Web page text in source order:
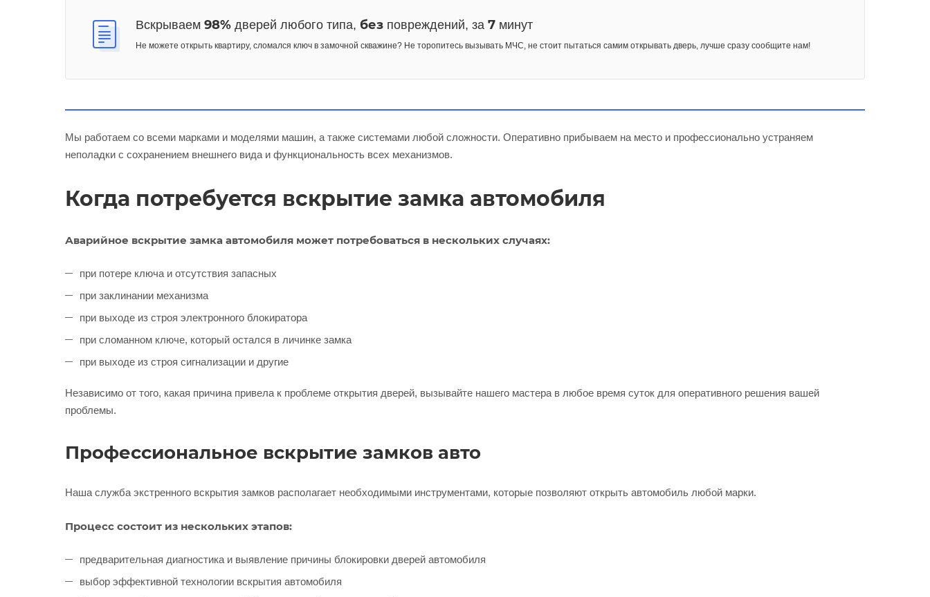
Вскрываем 98% дверей любого типа, без повреждений, за 7 минут
Не можете открыть квартиру, сломался ключ в замочной скважине? Не торопитесь вызывать МЧС, не стоит пытаться самим открывать дверь, лучше сразу сообщите нам!
Мы работаем со всеми марками и моделями машин, а также системами любой сложности. Оперативно прибываем на место и профессионально устраняем
неполадки с сохранением внешнего вида и функциональность всех механизмов.
Когда потребуется вскрытие замка автомобиля
Аварийное вскрытие замка автомобиля может потребоваться в нескольких случаях:
при потере ключа и отсутствия запасных
при заклинании механизма
при выходе из строя электронного блокиратора
при сломанном ключе, который остался в личинке замка
при выходе из строя сигнализации и другие
Независимо от того, какая причина привела к проблеме открытия дверей, вызывайте нашего мастера в любое время суток для оперативного решения вашей
проблемы.
Профессиональное вскрытие замков авто
Наша служба экстренного вскрытия замков располагает необходимыми инструментами, которые позволяют открыть автомобиль любой марки.
Процесс состоит из нескольких этапов:
предварительная диагностика и выявление причины блокировки дверей автомобиля
выбор эффективной технологии вскрытия автомобиля